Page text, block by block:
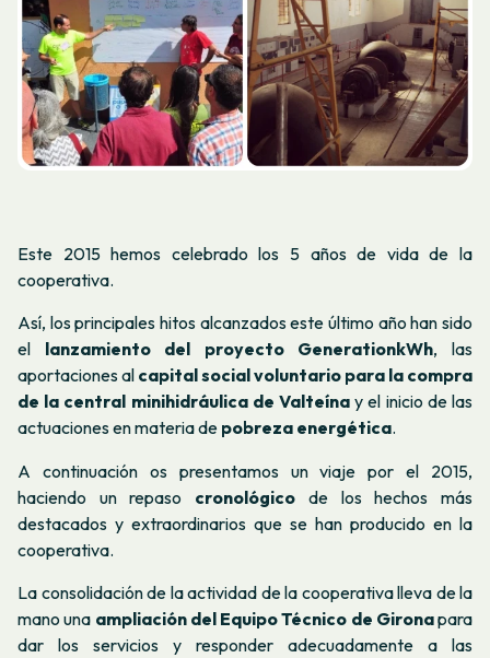
Este 2015 hemos celebrado los 5 años de vida de la
cooperativa.
Así, los principales hitos alcanzados este último año han sido
el lanzamiento del proyecto GenerationkWh, las
aportaciones al capital social voluntario para la compra
de la central minihidráulica de Valteína y el inicio de las
actuaciones en materia de pobreza energética.
A continuación os presentamos un viaje por el 2015,
haciendo un repaso cronológico de los hechos más
destacados y extraordinarios que se han producido en la
cooperativa.
La consolidación de la actividad de la cooperativa lleva de la
mano una ampliación del Equipo Técnico de Gironapara
dar los servicios y responder adecuadamente a las